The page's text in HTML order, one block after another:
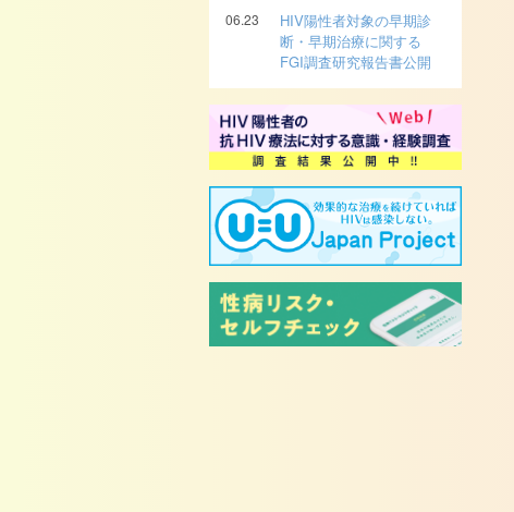
06.23
HIV陽性者対象の早期診
断・早期治療に関する
FGI調査研究報告書公開